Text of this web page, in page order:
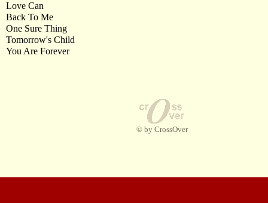
Love Can
Back To Me
One Sure Thing
Tomorrow's Child
You Are Forever
© by CrossOver